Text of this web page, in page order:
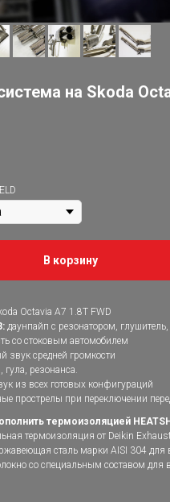
на Skoda
В корзину
Octavia A7 1.8T FWD
даунпайп с резонатором, глушитель,
со стоковым автомобилем
звук средней громкости
гула, резонанса.
из всех готовых конфигураций
прострелы при переключении
термоизоляцией
термоизоляция от Deikin
сталь марки AISI 304 для
со специальным составом для